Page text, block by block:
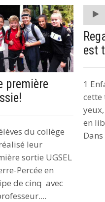
première
du collège
leur
sortie UGSEL
Percée en
de cinq avec
est
1
cette
en
Dans